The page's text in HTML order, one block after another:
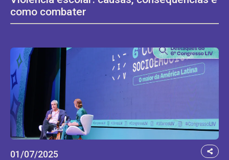
como combater
01/07/2025